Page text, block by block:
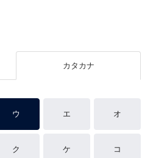
カタカナ
ウ エ オ
ク ケ コ